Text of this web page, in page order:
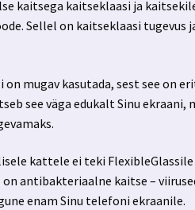
kaitsega kaitseklaasi ja
Sellel on kaitseklaasi tugevus
on mugav kasutada, sest see on
see väga edukalt Sinu ekraani,
kattele ei teki
antibakteriaalne kaitse –
enam Sinu telefoni ekraanile.